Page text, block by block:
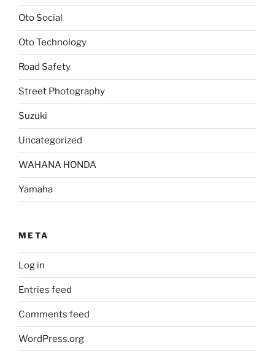
Oto Social
Oto Technology
Road Safety
Street Photography
Suzuki
Uncategorized
WAHANA HONDA
Yamaha
META
Log in
Entries feed
Comments feed
WordPress.org